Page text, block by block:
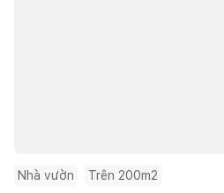
Nhà vườn Trên 200m2